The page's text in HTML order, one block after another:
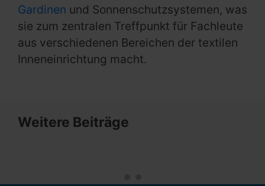
Gardinen und Sonnenschutzsystemen, was
sie zum zentralen Treffpunkt für Fachleute
aus verschiedenen Bereichen der textilen
Inneneinrichtung macht.
Weitere Beiträge